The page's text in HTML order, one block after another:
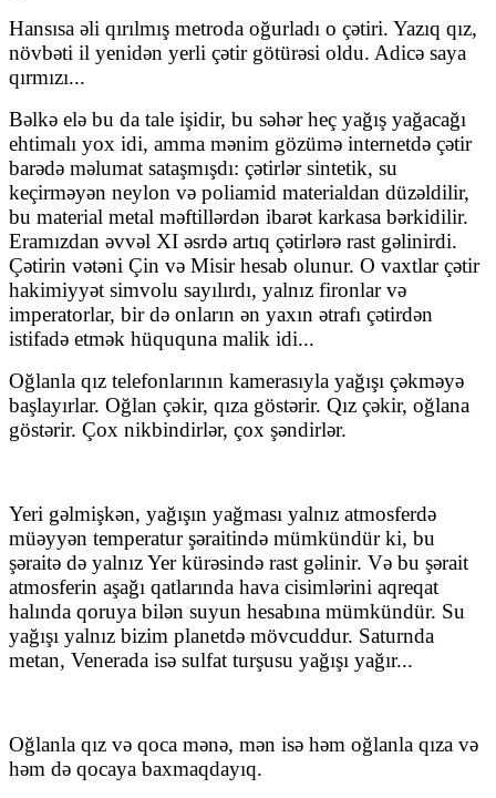
Hansısa əli qırılmış metroda oğurladı o çətiri. Yazıq qız,
növbəti il yenidən yerli çətir götürəsi oldu. Adicə saya
qırmızı...
Bəlkə elə bu da tale işidir, bu səhər heç yağış yağacağı
ehtimalı yox idi, amma mənim gözümə internetdə çətir
barədə məlumat sataşmışdı: çətirlər sintetik, su
keçirməyən neylon və poliamid materialdan düzəldilir,
bu material metal məftillərdən ibarət karkasa bərkidilir.
Eramızdan əvvəl XI əsrdə artıq çətirlərə rast gəlinirdi.
Çətirin vətəni Çin və Misir hesab olunur. O vaxtlar çətir
hakimiyyət simvolu sayılırdı, yalnız fironlar və
imperatorlar, bir də onların ən yaxın ətrafı çətirdən
istifadə etmək hüququna malik idi...
Oğlanla qız telefonlarının kamerasıyla yağışı çəkməyə
başlayırlar. Oğlan çəkir, qıza göstərir. Qız çəkir, oğlana
göstərir. Çox nikbindirlər, çox şəndirlər.
Yeri gəlmişkən, yağışın yağması yalnız atmosferdə
müəyyən temperatur şəraitində mümkündür ki, bu
şəraitə də yalnız Yer kürəsində rast gəlinir. Və bu şərait
atmosferin aşağı qatlarında hava cisimlərini aqreqat
halında qoruya bilən suyun hesabına mümkündür. Su
yağışı yalnız bizim planetdə mövcuddur. Saturnda
metan, Venerada isə sulfat turşusu yağışı yağır...
Oğlanla qız və qoca mənə, mən isə həm oğlanla qıza və
həm də qocaya baxmaqdayıq.